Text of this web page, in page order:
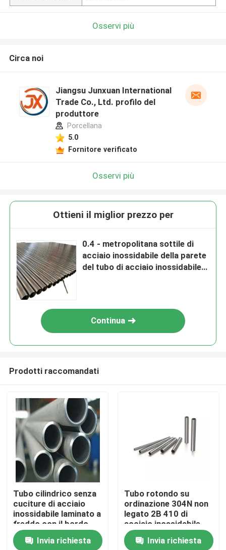
Casa
Chi siamo
Osservi più
Circa noi
Jiangsu Junxuan International
Trade Co., Ltd. profilo del
produttore
Porcellana
5.0
Fornitore verificato
Osservi più
Ottieni il miglior prezzo per
0.4 - metropolitana sottile di
acciaio inossidabile della parete
del tubo di acciaio inossidabile
Continua
Prodotti raccomandati
Tubo cilindrico senza
cuciture di acciaio
inossidabile laminato a
freddo con il bordo
del mulino/bordo
fendutoInvia richiesta
Tubo rotondo su
ordinazione 304N non
legato 2B 410 di
acciaio inossidabile
Invia richiesta